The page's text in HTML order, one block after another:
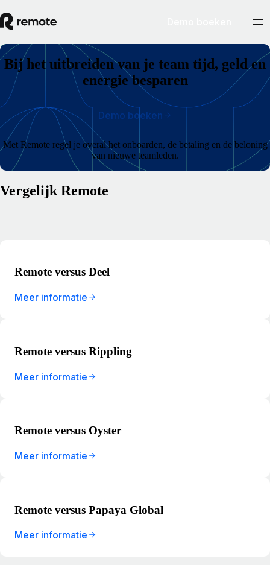
Bij het uitbreiden van je team tijd, geld en
energie besparen
Met Remote regel je overal het onboarden, de betaling en de beloning
van nieuwe teamleden.
Demo boeken
Vergelijk Remote
Remote versus Deel
Meer informatie
Remote versus Rippling
Meer informatie
Remote versus Oyster
Meer informatie
Remote versus Papaya Global
Meer informatie